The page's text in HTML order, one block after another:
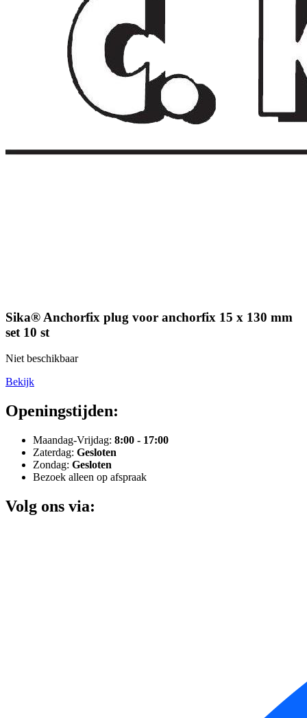
Sika® Anchorfix plug voor anchorfix 15 x 130 mm
set 10 st
Niet beschikbaar
Bekijk
Openingstijden:
Maandag-Vrijdag: 8:00 - 17:00
Zaterdag: Gesloten
Zondag: Gesloten
Bezoek alleen op afspraak
Volg ons via: